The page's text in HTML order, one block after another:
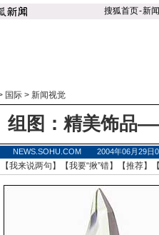
搜狐首页-新闻
国际 > 新闻视觉
组图：精美饰品
NEWS.SOHU.COM 2004年06月29
我来说两句 】【我要“揪”错】【推荐】